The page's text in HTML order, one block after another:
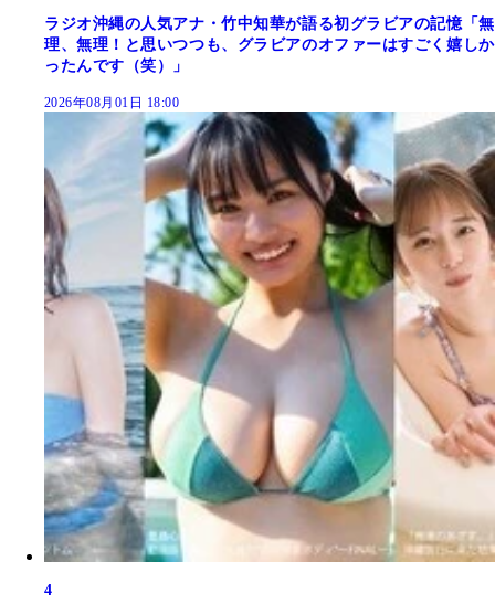
ラジオ沖縄の人気アナ・竹中知華が語る初グラビアの記憶「無
理、無理！と思いつつも、グラビアのオファーはすごく嬉しか
ったんです（笑）」
2026年08月01日 18:00
4